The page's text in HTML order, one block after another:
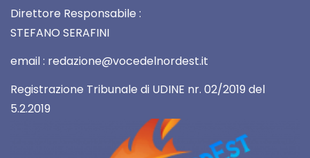
Direttore Responsabile :
STEFANO SERAFINI
email : redazione@vocedelnordest.it
Registrazione Tribunale di UDINE nr. 02/2019 del
5.2.2019